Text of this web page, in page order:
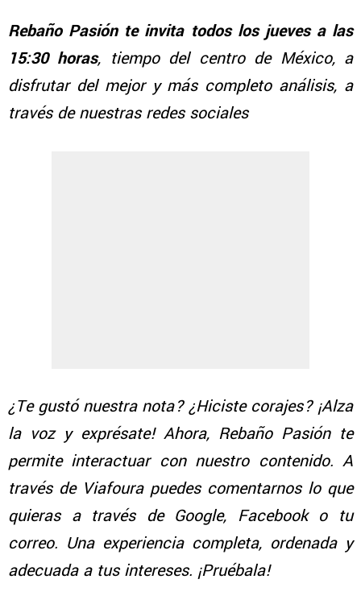
Rebaño Pasión te invita todos los jueves a las
15:30 horas, tiempo del centro de México, a
disfrutar del mejor y más completo análisis, a
través de nuestras redes sociales
¿Te gustó nuestra nota? ¿Hiciste corajes? ¡Alza
la voz y exprésate! Ahora, Rebaño Pasión te
permite interactuar con nuestro contenido. A
través de Viafoura puedes comentarnos lo que
quieras a través de Google, Facebook o tu
correo. Una experiencia completa, ordenada y
adecuada a tus intereses. ¡Pruébala!